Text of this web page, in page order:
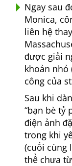
Ngay sau
Monica,
liên hệ
được giải
khoản nhỏ
công của
Sau khi
bạn bè tỷ
điện ảnh
trong khi
(cuối cùng
thể chưa